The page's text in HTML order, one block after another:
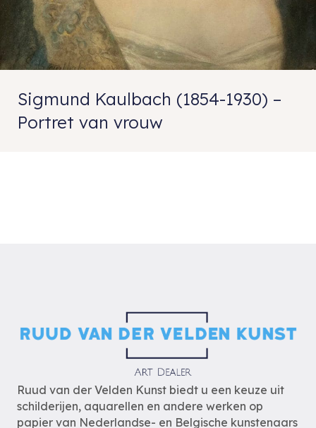
Sigmund Kaulbach (1854-1930) –
Portret van vrouw
Ruud van der Velden Kunst biedt u een keuze uit
schilderijen, aquarellen en andere werken op
papier van Nederlandse- en Belgische kunstenaars